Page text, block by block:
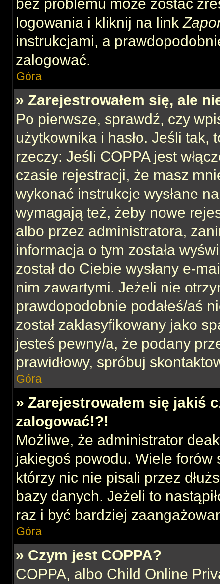
bez problemu może zostać
logowania i kliknij na link
instrukcjami, a
zalogować.
Góra
» Zarejestrowałem się, ale
Po pierwsze, sprawdź, czy
użytkownika i hasło. Jeśli tak,
rzeczy: Jeśli COPPA jest
czasie rejestracji, że masz
wykonać instrukcje wysłane
wymagają też, żeby nowe
albo przez administratora,
informacja o tym została
został do Ciebie wysłany e-
nim zawartymi. Jeżeli nie
prawdopodobnie podałeś/aś
został zaklasyfikowany jako
jesteś pewny/a, że podany
prawidłowy, spróbuj
Góra
» Zarejestrowałem się jakiś
zalogować!?!
Możliwe, że administrator
jakiegoś powodu. Wiele forów
którzy nic nie pisali przez
bazy danych. Jeżeli to
raz i być bardziej
Góra
» Czym jest COPPA?
COPPA, albo Child Online